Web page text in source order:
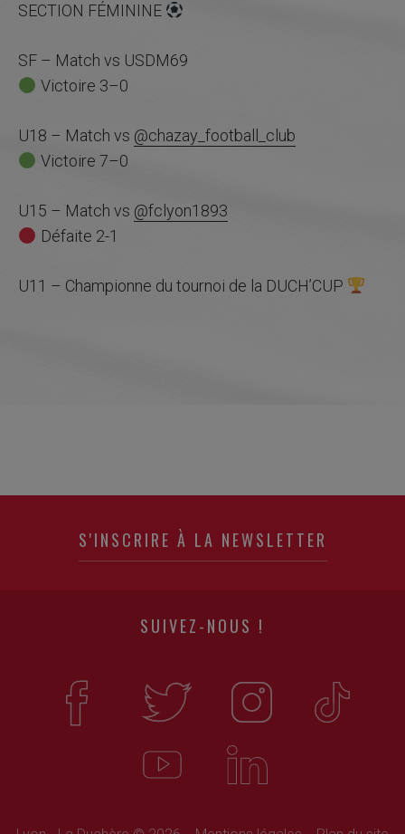
SECTION FÉMININE
SF – Match vs USDM69
Victoire 3–0
U18 – Match vs @chazay_football_club
Victoire 7–0
U15 – Match vs @fclyon1893
Défaite 2-1
U11 – Championne du tournoi de la DUCH’CUP
S'INSCRIRE À LA NEWSLETTER
SUIVEZ-NOUS !